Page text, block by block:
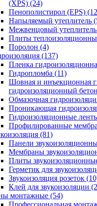
(XPS) (24)
Пенополистирол (EPS)
Напыляемый утеплитель
Межвенцовый
Плиты
Поролон (4)
(137)
Пленка
Гидропломба (11)
Шовная и инъекционная
гидроизоляционный
Обмазочная
Проникающая
Гидроизоляционные
Профилированные
(81)
Панели
Мембраны
Плиты
Герметик для
Звукоизоляция розеток
Клей для звукоизоляции
монтажные (54)
Профессиональная